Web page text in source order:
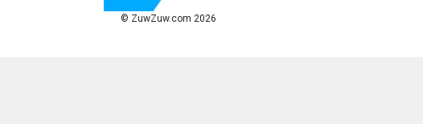
© ZuwZuw.com 2026